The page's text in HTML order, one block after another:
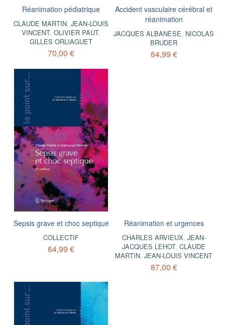
Réanimation pédiatrique
CLAUDE MARTIN,JEAN-LOUIS
VINCENT,OLIVIER PAUT,
GILLES ORLIAGUET
70,00 €
Accident vasculaire cérébral et
réanimation
JACQUES ALBANÈSE, NICOLAS
BRUDER
64,99 €
Sepsis grave et choc septique
COLLECTIF
64,99 €
Réanimation et urgences
CHARLES ARVIEUX, JEAN-
JACQUES LEHOT,CLAUDE
MARTIN,JEAN-LOUIS VINCENT
87,00 €